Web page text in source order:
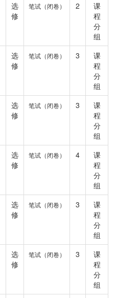
选
修
笔试（闭卷） 2
课
程
分
组
选
修
笔试（闭卷） 3
课
程
分
组
选
修
笔试（闭卷） 3
课
程
分
组
选
修
笔试（闭卷） 4
课
程
分
组
选
修
笔试（闭卷） 3
课
程
分
组
选
修
笔试（闭卷） 3
课
程
分
组